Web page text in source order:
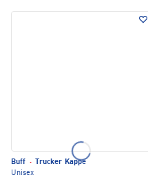
Buff ·
Trucker Kappe
Unisex